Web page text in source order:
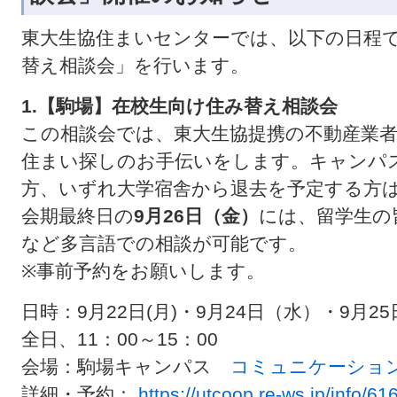
東大生協住まいセンターでは、以下の日程
替え相談会」を行います。
1.【駒場】在校生向け住み替え相談会
この相談会では、東大生協提携の不動産業
住まい探しのお手伝いをします。キャンパ
方、いずれ大学宿舎から退去を予定する方
会期最終日の9月26日（金） には、留学生
など多言語での相談が可能です。
※事前予約をお願いします。
日時：9月22日(月)・9月24日（水）・9月
全日、11：00～15：00
会場：駒場キャンパス
コミュニケーショ